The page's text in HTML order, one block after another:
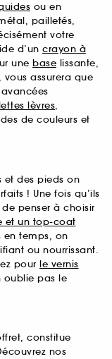
ou en
pailletés,
votre
d’un crayon à
une base lissante,
assurera que
lèvres,
de couleurs et
et des pieds on
! Une fois qu’ils
penser à choisir
et un top-coat
en temps, on
ou nourrissant.
pour le vernis
oublie pas le
constitue
nos